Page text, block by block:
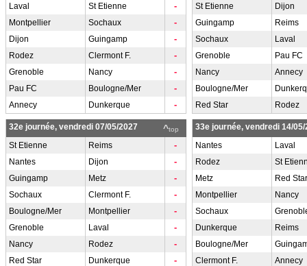
Laval St Etienne -
Montpellier Sochaux -
Dijon Guingamp -
Rodez Clermont F. -
Grenoble Nancy -
Pau FC Boulogne/Mer -
Annecy Dunkerque -
St Etienne
Dijon
Guingamp
Reims
Sochaux
Laval
Grenoble
Pau FC
Nancy
Annecy
Boulogne/Mer
Red Star
Rodez
^top
32e journée, vendredi 07/05/2027
St Etienne
Reims -
Nantes Dijon -
Guingamp Metz -
Sochaux Clermont F. -
Boulogne/Mer Montpellier -
Grenoble Laval -
Nancy Rodez -
Red Star Dunkerque -
33e journée, vendredi 14/05/
Nantes
Laval
Rodez
St
Metz
Red Star
Montpellier
Nancy
Sochaux
Dunkerque
Reims
Boulogne/Mer
Clermont F.
Annecy